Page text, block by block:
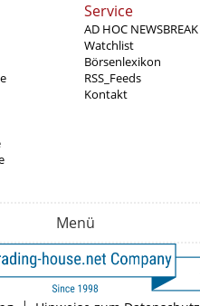
Service
AD HOC NEWSBREAK
Watchlist
Börsenlexikon
RSS_Feeds
Kontakt
Menü